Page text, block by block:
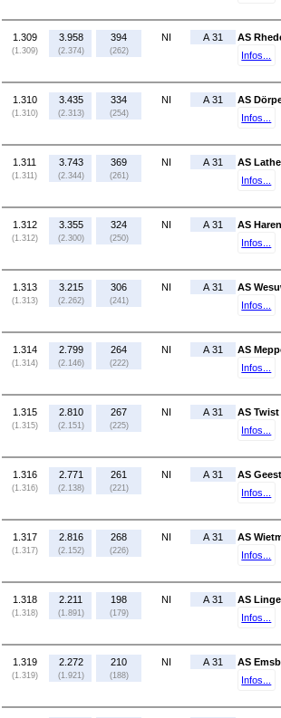
1.309
(1.309)
3.958
(2.374)
394
(262)
NI A 31
AS
Infos...
1.310
(1.310)
3.435
(2.313)
334
(254)
NI A 31
AS
Infos...
1.311
(1.311)
3.743
(2.344)
369
(261)
NI A 31
AS
Infos...
1.312
(1.312)
3.355
(2.300)
324
(250)
NI A 31
AS
Infos...
1.313
(1.313)
3.215
(2.262)
306
(241)
NI A 31
AS
Infos...
1.314
(1.314)
2.799
(2.146)
264
(222)
NI A 31
AS
Infos...
1.315
(1.315)
2.810
(2.151)
267
(225)
NI A 31
AS Twist
Infos...
1.316
(1.316)
2.771
(2.138)
261
(221)
NI A 31
AS
Infos...
1.317
(1.317)
2.816
(2.152)
268
(226)
NI A 31
AS
Infos...
1.318
(1.318)
2.211
(1.891)
198
(179)
NI A 31
AS
Infos...
1.319
(1.319)
2.272
(1.921)
210
(188)
NI A 31
AS
Infos...